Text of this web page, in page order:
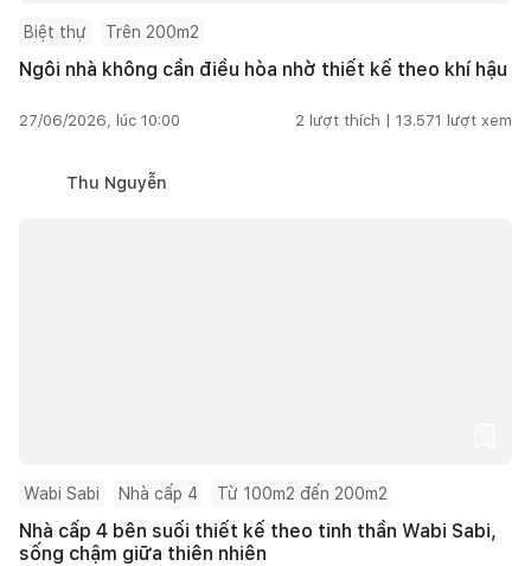
Biệt thự Trên 200m2
Ngôi nhà không cần điều hòa nhờ thiết kế theo khí hậu
27/06/2026, lúc 10:00 2 lượt thích | 13.571 lượt xem
Thu Nguyễn
Wabi Sabi Nhà cấp 4 Từ 100m2 đến 200m2
Nhà cấp 4 bên suối thiết kế theo tinh thần Wabi Sabi,
sống chậm giữa thiên nhiên